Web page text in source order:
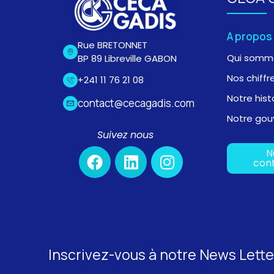
Rue BRETONNET
BP 89 Libreville GABON
+241 11 76 21 08
contact@cecagadis.com
Suivez nous
A
Qui
Nos
Notre
Notre
Inscrivez-vous à notre News